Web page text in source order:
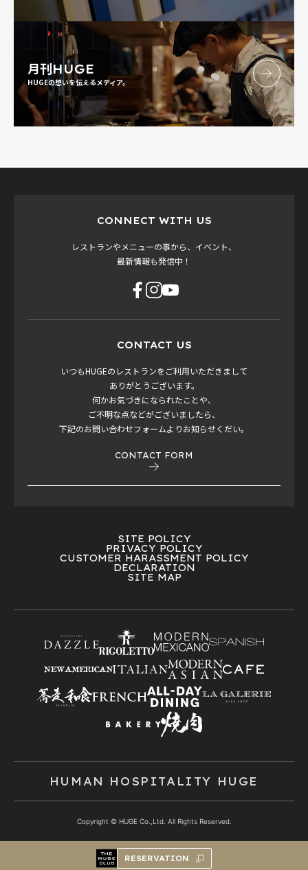
RESERVATION
月刊HUGE
HUGEの想いを伝えるメディア。
CONNECT WITH US
レストランやメニューの事から、イベント、
最新情報も発信中！
CONTACT US
いつもHUGEのレストランをご利用いただきまして
ありがとうございます。
何かお気づきになられたことや、
ご不明な点などがございましたら、
下記のお問い合わせフォームよりお知らせくだい。
CONTACT FORM
SITE POLICY
PRIVACY POLICY
CUSTOMER HARASSMENT POLICY
DECLARATION
SITE MAP
HUMAN HOSPITALITY HUGE
Copyright © HUGE Co.,Ltd. All Rights Reserved.